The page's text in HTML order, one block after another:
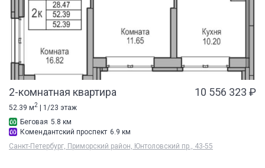
2-комнатная квартира 10 556 323 ₽
52.39 м2
| 1/23 этаж
Беговая 5.8 км
Комендантский проспект 6.9 км
Санкт-Петербург, Приморский район, Юнтоловский пр., 43-55